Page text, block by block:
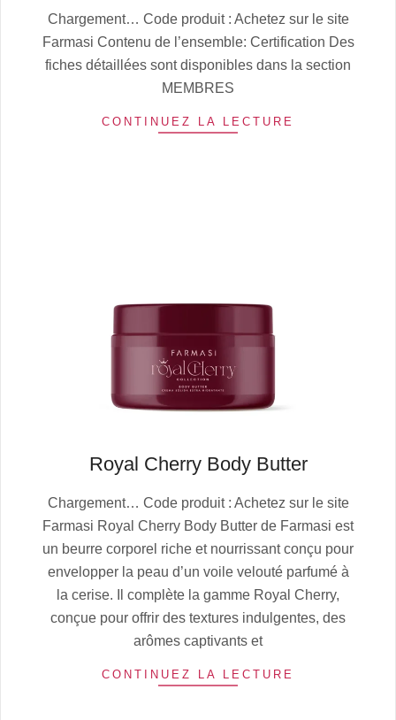
10-
13
Chargement… Code produit : Achetez sur le site
Farmasi Contenu de l’ensemble: Certification Des
fiches détaillées sont disponibles dans la section
MEMBRES
CONTINUEZ LA LECTURE
Royal Cherry Body Butter
10-
13
Chargement… Code produit : Achetez sur le site
Farmasi Royal Cherry Body Butter de Farmasi est
un beurre corporel riche et nourrissant conçu pour
envelopper la peau d’un voile velouté parfumé à
la cerise. Il complète la gamme Royal Cherry,
conçue pour offrir des textures indulgentes, des
arômes captivants et
CONTINUEZ LA LECTURE